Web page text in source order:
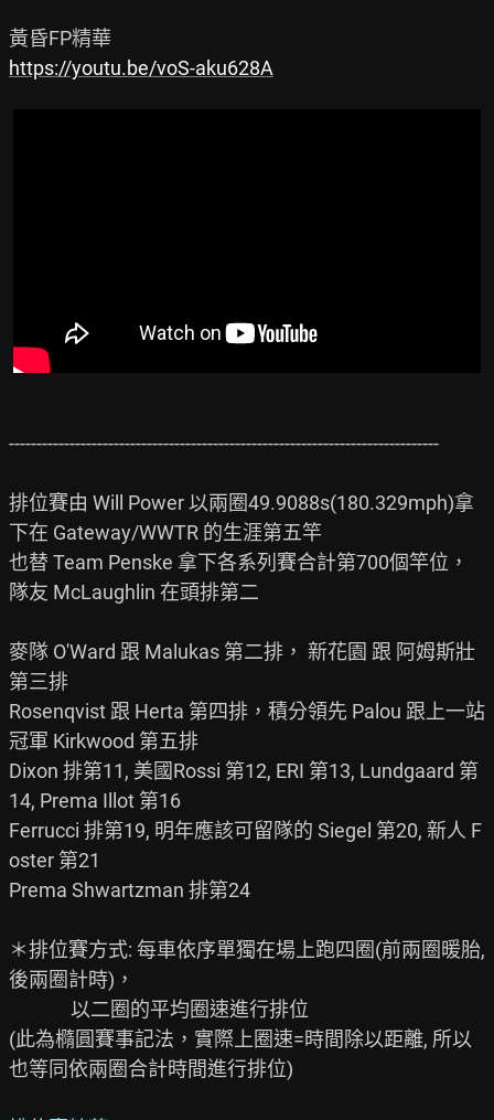
https://youtu.be/voS-aku628A
------------------------------------------------------------------------------
排位賽由 Will Power 以兩圈49.9088s(180.329mph)拿
下在 Gateway/WWTR 的生涯第五竿
也替 Team Penske 拿下各系列賽合計第700個竿位，
隊友 McLaughlin 在頭排第二
麥隊 O'Ward 跟 Malukas 第二排， 新花園 跟 阿姆斯壯
第三排
Rosenqvist 跟 Herta 第四排，積分領先 Palou 跟上一站
冠軍 Kirkwood 第五排
Dixon 排第11, 美國Rossi 第12, ERI 第13, Lundgaard 第
14, Prema Illot 第16
Ferrucci 排第19, 明年應該可留隊的 Siegel 第20, 新人 F
oster 第21
Prema Shwartzman 排第24
＊排位賽方式: 每車依序單獨在場上跑四圈(前兩圈暖胎,
後兩圈計時)，
(此為橢圓賽事記法，實際上圈速=時間除以距離, 所以
也等同依兩圈合計時間進行排位)